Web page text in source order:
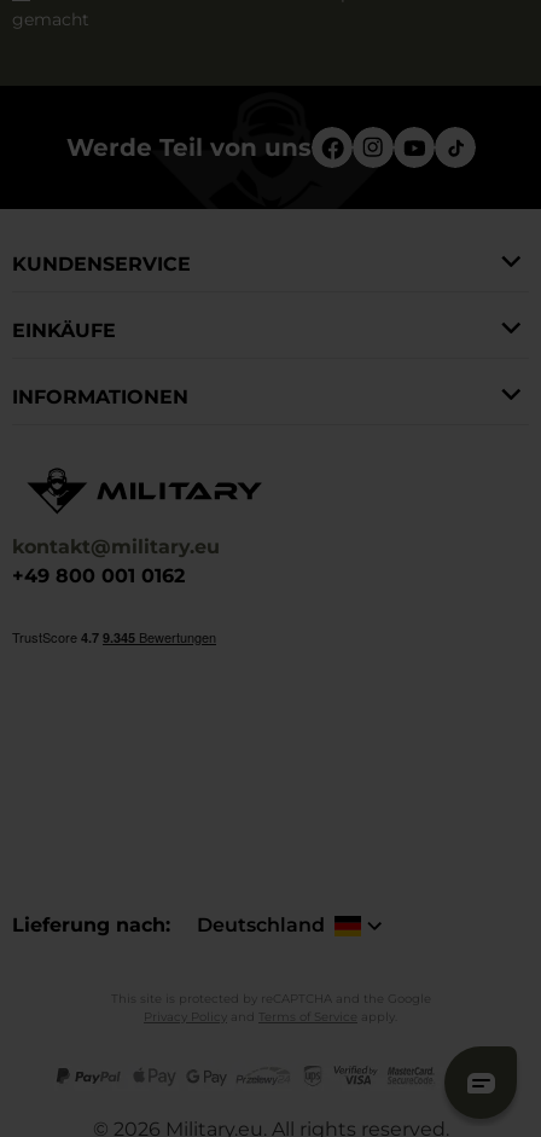
gemacht
Werde Teil von uns
kontakt@military.eu
+49 800 001 0162
Lieferung nach Deutschland
KUNDENSERVICE
EINKÄUFE
INFORMATIONEN
© 2026 Military.eu. All rights reserved.
This site is protected by reCAPTCHA and the Google
Privacy Policy
and Terms of Service apply.